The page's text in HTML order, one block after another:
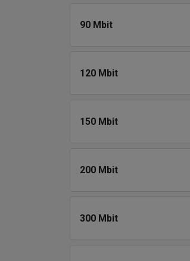
90 Mbit
120 Mbit
150 Mbit
200 Mbit
300 Mbit